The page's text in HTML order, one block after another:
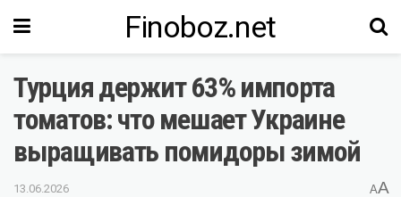
Finoboz.net
Турция держит 63% импорта
томатов: что мешает Украине
выращивать помидоры зимой
13.06.2026 AA